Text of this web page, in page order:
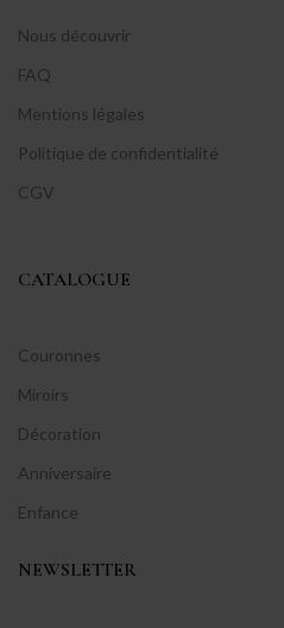
Nous découvrir
FAQ
Mentions légales
Politique de confidentialité
CGV
CATALOGUE
Couronnes
Miroirs
Décoration
Anniversaire
Enfance
NEWSLETTER